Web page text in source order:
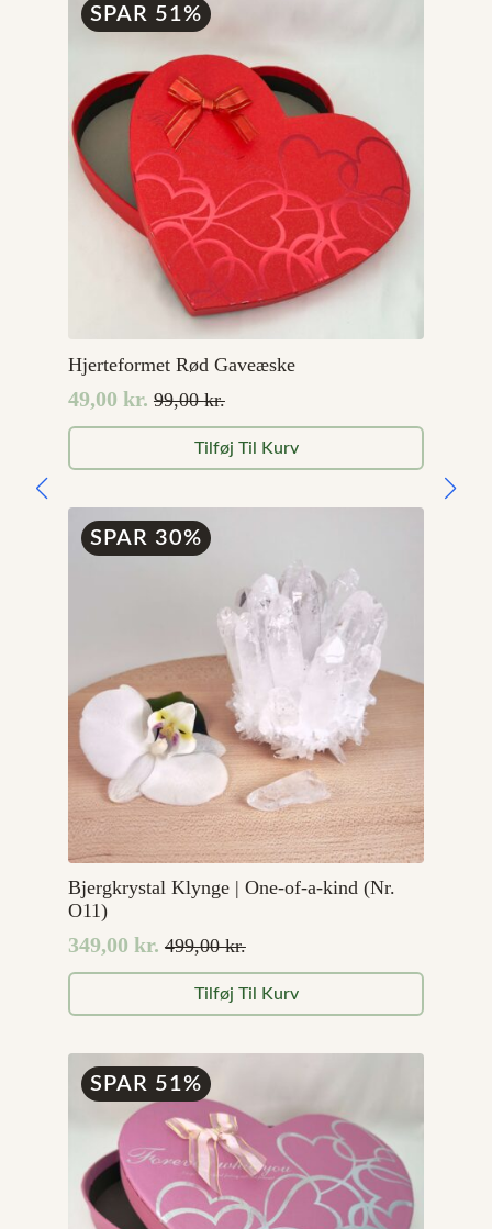
SPAR 51%
Hjerteformet Rød Gaveæske
99,00kr.
Den
oprindelige
pris
99,00 kr..
49,00 kr.
Den
aktuelle
pris
49,00 kr..
Tilføj Til Kurv
SPAR 30%
Bjergkrystal Klynge | One-of-a-kind (Nr.
O11)
499,00kr.
Den
oprindelige
pris
499,00 kr..
349,00 kr.
Den
aktuelle
pris
349,00 kr..
Tilføj Til Kurv
SPAR 51%